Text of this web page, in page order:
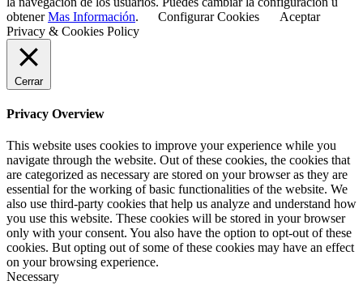
obtenerMas Información. Configurar Cookies
Aceptar
Privacy & Cookies Policy
Cerrar
Privacy Overview
This website uses cookies to improve your experience while you
navigate through the website. Out of these cookies, the cookies that
are categorized as necessary are stored on your browser as they are
essential for the working of basic functionalities of the website. We
also use third-party cookies that help us analyze and understand how
you use this website. These cookies will be stored in your browser
only with your consent. You also have the option to opt-out of these
cookies. But opting out of some of these cookies may have an effect
on your browsing experience.
Necessary